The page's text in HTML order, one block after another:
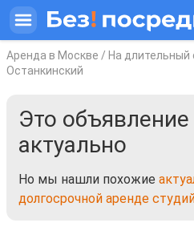
Аренда в Москве / На длительный
Останкинский
Это
актуально
Но мы нашли похожие
долгосрочной аренде